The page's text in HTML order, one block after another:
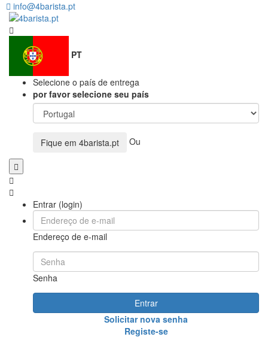
info@4barista.pt
PT
Selecione o país de entrega
por favor selecione seu país
Fique em 4barista.pt Ou
Entrar (login)
Endereço de e-mail
Senha
Entrar
Solicitar nova senha
Registe-se